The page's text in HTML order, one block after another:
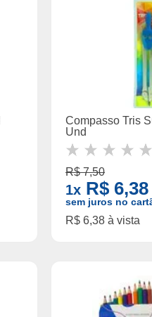
Compasso Tris
Und
R$ 7,50
1xR$ 6,38
sem juros no
R$ 6,38 à vista